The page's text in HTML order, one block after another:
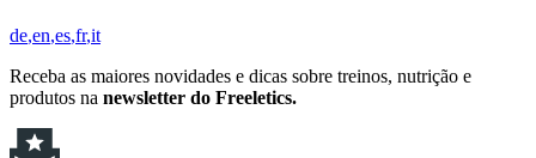
de en es fr it
Receba as maiores novidades e dicas sobre treinos, nutrição e
produtos na newsletter do Freeletics.